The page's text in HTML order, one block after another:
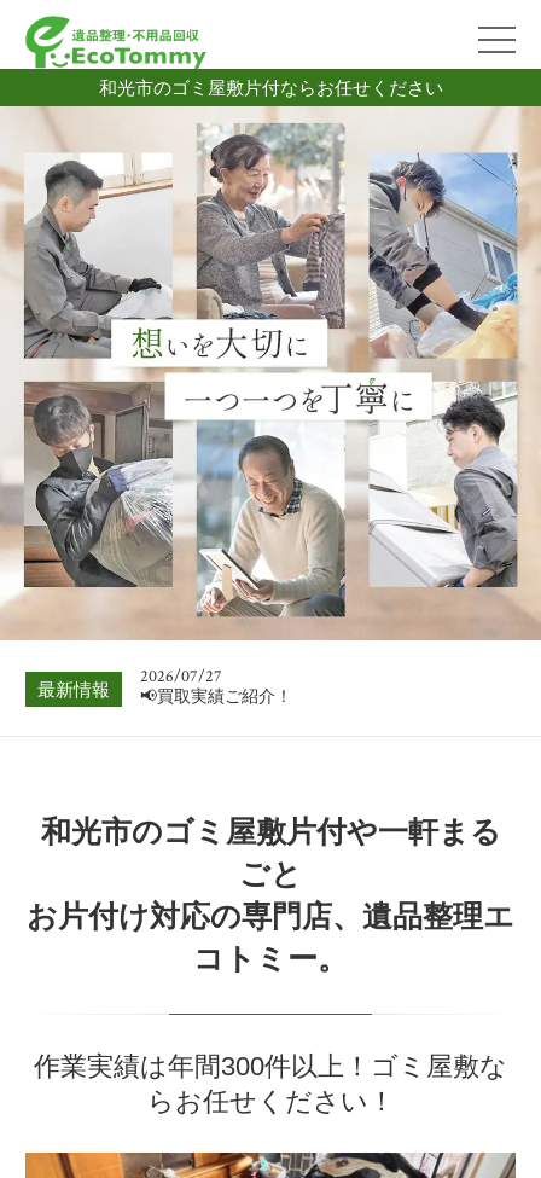
和光市のゴミ屋敷片付ならお任せください
最新情報
2026/07/06
📢買取実績ご紹介！
2026/08/03
📢買取実績ご紹介！
2026/07/27
📢買取実績ご紹介！
2026/07/13
📢買取実績ご紹介！
2026/07/06
📢買取実績ご紹介！
2026/08/03
和光市のゴミ屋敷片付や一軒まる
ごと
お片付け対応の専門店、遺品整理エ
コトミー。
作業実績は年間300件以上！ゴミ屋敷な
らお任せください！